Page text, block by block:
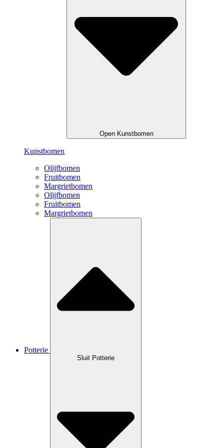
Open Kunstbomen
Kunstbomen
Olijfbomen
Fruitbomen
Margrietbomen
Olijfbomen
Fruitbomen
Margrietbomen
Potterie
Sluit Potterie